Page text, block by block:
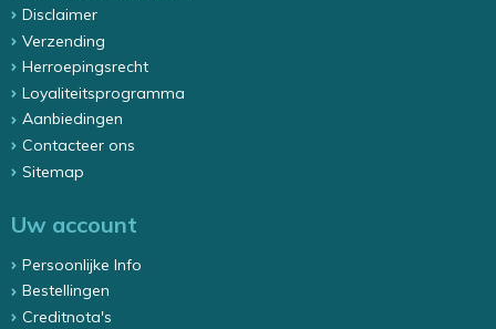
Disclaimer
Verzending
Herroepingsrecht
Loyaliteitsprogramma
Aanbiedingen
Contacteer ons
Sitemap
Uw account
Persoonlijke Info
Bestellingen
Creditnota's